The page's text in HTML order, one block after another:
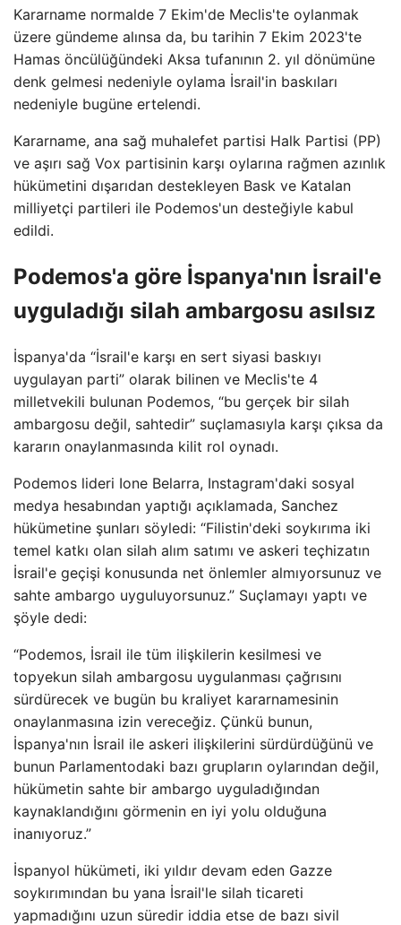
Kararname normalde 7 Ekim'de Meclis'te oylanmak
üzere gündeme alınsa da, bu tarihin 7 Ekim 2023'te
Hamas öncülüğündeki Aksa tufanının 2. yıl dönümüne
denk gelmesi nedeniyle oylama İsrail'in baskıları
nedeniyle bugüne ertelendi.
Kararname, ana sağ muhalefet partisi Halk Partisi (PP)
ve aşırı sağ Vox partisinin karşı oylarına rağmen azınlık
hükümetini dışarıdan destekleyen Bask ve Katalan
milliyetçi partileri ile Podemos'un desteğiyle kabul
edildi.
Podemos'a göre İspanya'nın İsrail'e
uyguladığı silah ambargosu asılsız
İspanya'da “İsrail'e karşı en sert siyasi baskıyı
uygulayan parti” olarak bilinen ve Meclis'te 4
milletvekili bulunan Podemos, “bu gerçek bir silah
ambargosu değil, sahtedir” suçlamasıyla karşı çıksa da
kararın onaylanmasında kilit rol oynadı.
Podemos lideri Ione Belarra, Instagram'daki sosyal
medya hesabından yaptığı açıklamada, Sanchez
hükümetine şunları söyledi: “Filistin'deki soykırıma iki
temel katkı olan silah alım satımı ve askeri teçhizatın
İsrail'e geçişi konusunda net önlemler almıyorsunuz ve
sahte ambargo uyguluyorsunuz.” Suçlamayı yaptı ve
şöyle dedi:
“Podemos, İsrail ile tüm ilişkilerin kesilmesi ve
topyekun silah ambargosu uygulanması çağrısını
sürdürecek ve bugün bu kraliyet kararnamesinin
onaylanmasına izin vereceğiz. Çünkü bunun,
İspanya'nın İsrail ile askeri ilişkilerini sürdürdüğünü ve
bunun Parlamentodaki bazı grupların oylarından değil,
hükümetin sahte bir ambargo uyguladığından
kaynaklandığını görmenin en iyi yolu olduğuna
inanıyoruz.”
İspanyol hükümeti, iki yıldır devam eden Gazze
soykırımından bu yana İsrail'le silah ticareti
yapmadığını uzun süredir iddia etse de bazı sivil